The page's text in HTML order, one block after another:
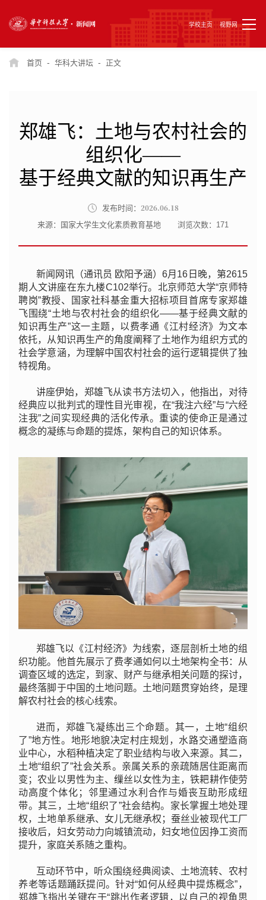
学校主页 视野网
首页 - 华科大讲坛 - 正文
郑雄飞：土地与农村社会的
组织化——
基于经典文献的知识再生产
发布时间： 2026.06.18
来源：国家大学生文化素质教育基地 浏览次数： 171
新闻网讯（通讯员 欧阳予涵）6月16日晚，第2615
期人文讲座在东九楼C102举行。北京师范大学“京师特
聘岗”教授、国家社科基金重大招标项目首席专家郑雄
飞围绕“土地与农村社会的组织化——基于经典文献的
知识再生产”这一主题，以费孝通《江村经济》为文本
依托，从知识再生产的角度阐释了土地作为组织方式的
社会学意涵，为理解中国农村社会的运行逻辑提供了独
特视角。
讲座伊始，郑雄飞从读书方法切入，他指出，对待
经典应以批判式的理性目光审视，在“我注六经”与“六经
注我”之间实现经典的活化传承。重读的使命正是通过
概念的凝练与命题的提炼，架构自己的知识体系。
郑雄飞以《江村经济》为线索，逐层剖析土地的组
织功能。他首先展示了费孝通如何以土地架构全书：从
调查区域的选定，到家、财产与继承相关问题的探讨，
最终落脚于中国的土地问题。土地问题贯穿始终，是理
解农村社会的核心线索。
进而，郑雄飞凝练出三个命题。其一，土地“组织
了”地方性。地形地貌决定村庄规划，水路交通塑造商
业中心，水稻种植决定了职业结构与收入来源。其二，
土地“组织了”社会关系。亲属关系的亲疏随居住距离而
变；农业以男性为主、缫丝以女性为主，铁耙耕作使劳
动高度个体化；邻里通过水利合作与婚丧互助形成纽
带。其三，土地“组织了”社会结构。家长掌握土地处理
权，土地单系继承、女儿无继承权；蚕丝业被现代工厂
接收后，妇女劳动力向城镇流动，妇女地位因挣工资而
提升，家庭关系随之重构。
互动环节中，听众围绕经典阅读、土地流转、农村
养老等话题踊跃提问。针对“如何从经典中提炼概念”，
郑雄飞指出关键在于“跳出作者逻辑，以自己的视角思